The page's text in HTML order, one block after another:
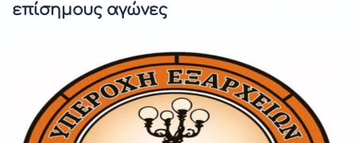
επίσημους αγώνες